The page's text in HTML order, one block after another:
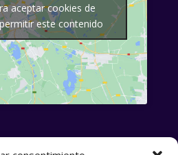
aceptar cookies de
este contenido